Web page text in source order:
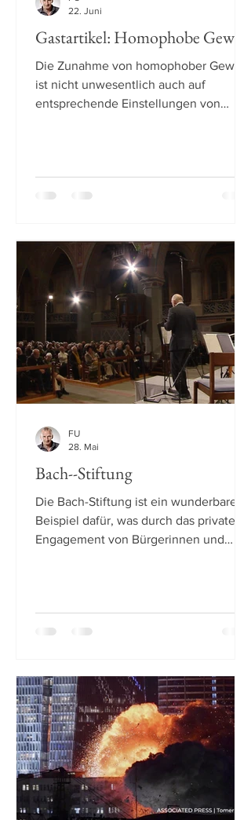
Gastartikel: Homophobe Gewalt
Die Zunahme von homophober Gewalt
ist nicht unwesentlich auch auf
entsprechende Einstellungen von
Gesellschaften wie zum Beispiel
solche, die durch fundamentalistische
Frauen, sondern sie nehmen oft auch
eine sehr aggressive Haltung
gegenüber Homosexualität ein. Ueli
Leuthold hat hierzu 2022 im Magazin
22. Juni
Bach--Stiftung
Die Bach-Stiftung ist ein wunderbares
Beispiel dafür, was durch das private
Engagement von Bürgerinnen und
«Reflexion» halten zu dürfen.
FU
28. Mai